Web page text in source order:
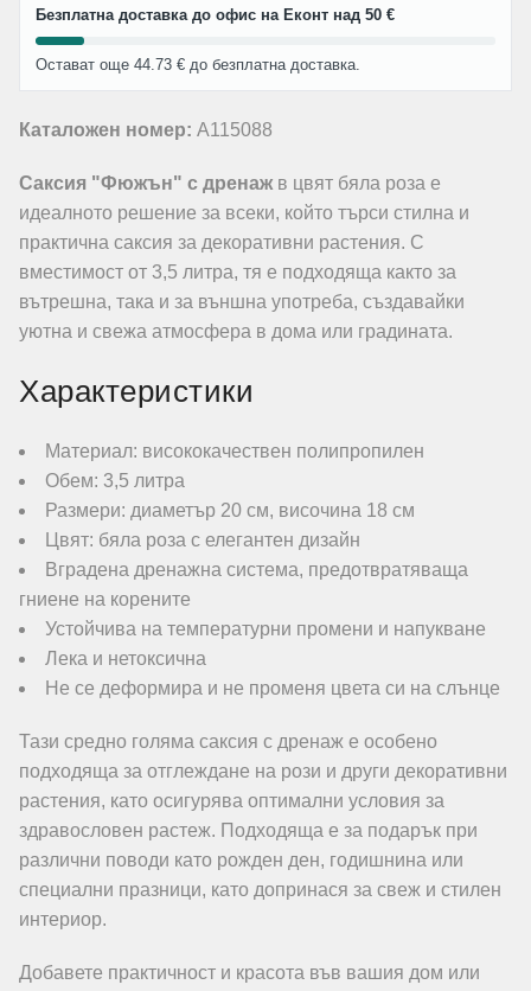
Безплатна доставка до офис на Еконт над 50 €
Остават още 44.73 € до безплатна доставка.
Каталожен номер: A115088
Саксия "Фюжън" с дренаж в цвят бяла роза е
идеалното решение за всеки, който търси стилна и
практична саксия за декоративни растения. С
вместимост от 3,5 литра, тя е подходяща както за
вътрешна, така и за външна употреба, създавайки
уютна и свежа атмосфера в дома или градината.
Характеристики
Материал: висококачествен полипропилен
Обем: 3,5 литра
Размери: диаметър 20 см, височина 18 см
Цвят: бяла роза с елегантен дизайн
Вградена дренажна система, предотвратяваща
гниене на корените
Устойчива на температурни промени и напукване
Лека и нетоксична
Не се деформира и не променя цвета си на слънце
Тази средно голяма саксия с дренаж е особено
подходяща за отглеждане на рози и други декоративни
растения, като осигурява оптимални условия за
здравословен растеж. Подходяща е за подарък при
различни поводи като рожден ден, годишнина или
специални празници, като допринася за свеж и стилен
интериор.
Добавете практичност и красота във вашия дом или